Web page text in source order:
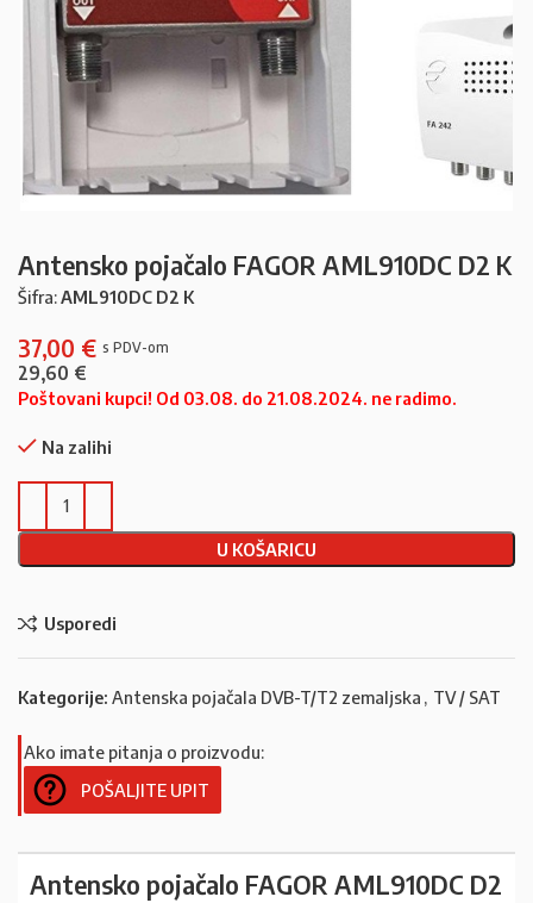
Antensko pojačalo FAGOR AML910DC D2 K
Šifra:AML910DC D2 K
37,00 €
29,60 €
Poštovani kupci! Od 03.08. do 21.08.2024. ne radimo.
Na zalihi
U KOŠARICU
Usporedi
Kategorije: Antenska pojačala DVB-T/T2 zemaljska , TV / SAT
Ako imate pitanja o proizvodu:
POŠALJITE UPIT
Antensko pojačalo FAGOR AML910DC D2